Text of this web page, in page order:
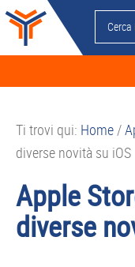
Passa
alla
navigazione
Passa
contenuto
Passa
alla
barra
Passa
piè
Cerca
in
sito
Ti trovi qui: Home/
diverse novità su iOS
Apple
diverse